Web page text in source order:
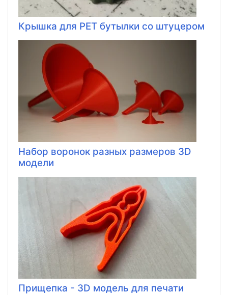
Крышка для PET бутылки со штуцером
Набор воронок разных размеров 3D
модели
Прищепка - 3D модель для печати